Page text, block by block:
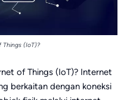
(IoT)?
of Things (IoT)? Internet
berkaitan dengan koneksi